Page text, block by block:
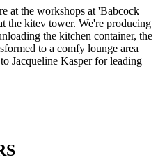
at the workshops at 'Babcock
the kitev tower. We're producing
the kitchen container, the
to a comfy lounge area
Jacqueline Kasper for leading